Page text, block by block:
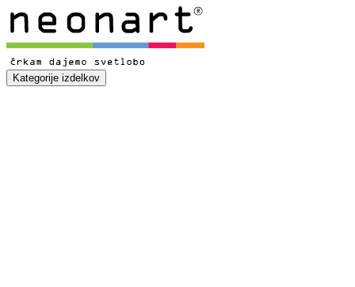
Kategorije izdelkov